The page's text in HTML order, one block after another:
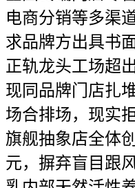
电商分销等多渠
求品牌方出具书
正轨龙头工场超
现同品牌门店扎
场合排场，现实
旗舰抽象店全体
元，摒弃盲目跟